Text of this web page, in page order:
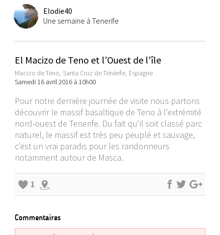
Elodie40
Une semaine à Tenerife
El Macizo de Teno et l'Ouest de l'île
Macizo de Teno, Santa Cruz de Ténérife, Espagne
Samedi 16 avril 2016 à 10h00
Pour notre dernière journée de visite nous partons
découvrir le massif basaltique de Teno à l'extrémité
nord-ouest de Tenerife. Du fait qu'il soit classé parc
naturel, le massif est très peu peuplé et sauvage,
c'est un vrai paradis pour les randonneurs
notamment autour de Masca.
1
Commentaires